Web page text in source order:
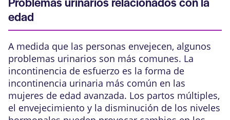
edad
A medida que las personas envejecen, algunos
problemas urinarios son más comunes. La
incontinencia de esfuerzo es la forma de
incontinencia urinaria más común en las
mujeres de edad avanzada. Los partos múltiples,
el envejecimiento y la disminución de los niveles